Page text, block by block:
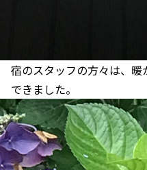
宿のスタッフの方々は、
できました。